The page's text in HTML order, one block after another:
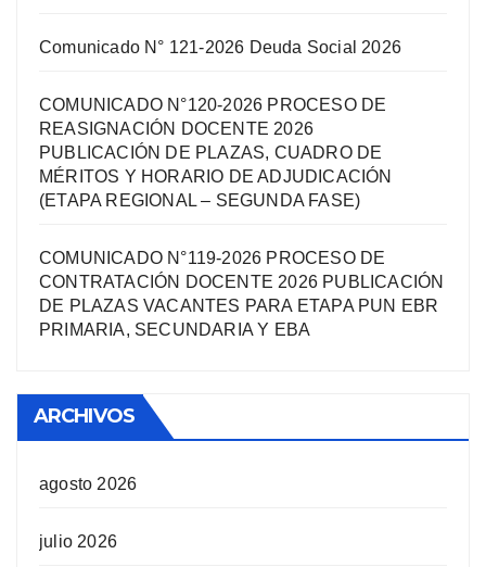
Comunicado N° 121-2026 Deuda Social 2026
COMUNICADO N°120-2026 PROCESO DE
REASIGNACIÓN DOCENTE 2026
PUBLICACIÓN DE PLAZAS, CUADRO DE
MÉRITOS Y HORARIO DE ADJUDICACIÓN
(ETAPA REGIONAL – SEGUNDA FASE)
COMUNICADO N°119-2026 PROCESO DE
CONTRATACIÓN DOCENTE 2026 PUBLICACIÓN
DE PLAZAS VACANTES PARA ETAPA PUN EBR
PRIMARIA, SECUNDARIA Y EBA
ARCHIVOS
agosto 2026
julio 2026